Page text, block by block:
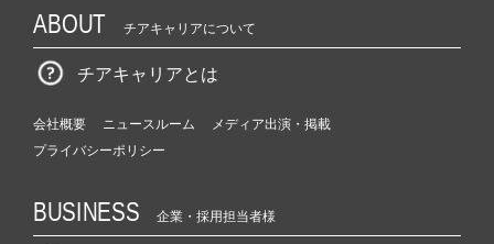
ABOUT チアキャリアについて
チアキャリアとは
会社概要 ニュースルーム
メディア出演・掲載
プライバシーポリシー
BUSINESS 企業・採用担当者様